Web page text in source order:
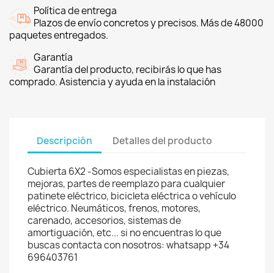
Política de entrega
Plazos de envío concretos y precisos. Más de 48000
paquetes entregados.
Garantía
Garantía del producto, recibirás lo que has
comprado. Asistencia y ayuda en la instalación
Descripción Detalles del producto
Cubierta 6X2 -Somos especialistas en piezas,
mejoras, partes de reemplazo para cualquier
patinete eléctrico, bicicleta eléctrica o vehículo
eléctrico. Neumáticos, frenos, motores,
carenado, accesorios, sistemas de
amortiguación, etc... si no encuentras lo que
buscas contacta con nosotros: whatsapp +34
696403761